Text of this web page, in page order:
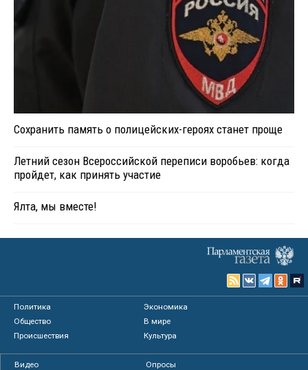
Сохранить память о полицейских-героях станет проще
Летний сезон Всероссийской переписи воробьев: когда
пройдет, как принять участие
Ялта, мы вместе!
Политика
Экономика
Общество
В мире
Происшествия
Культура
Видео
Опросы